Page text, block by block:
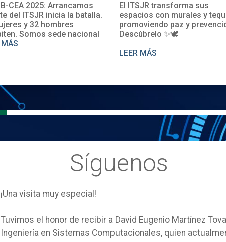
El ITSJR transforma sus
espacios con murales y tequio,
promoviendo paz y prevención.
Descúbrelo ✨🕊
El TecNM San Juan
impulsa su
con la participación
Rosalío en un curso
perfeccionamiento
Síguenos
¡Una visita muy especial!
Tuvimos el honor de recibir a David Eugenio Martínez
Ingeniería en Sistemas Computacionales, quien